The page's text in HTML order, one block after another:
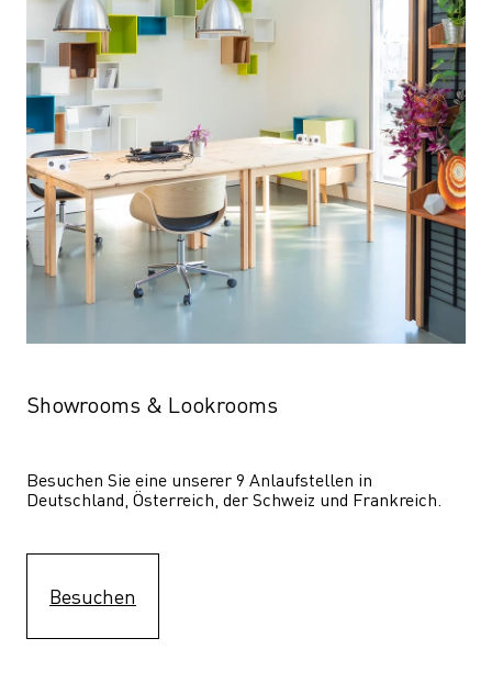
Showrooms & Lookrooms
Besuchen Sie eine unserer 9 Anlaufstellen in
Deutschland, Österreich, der Schweiz und Frankreich.
Besuchen